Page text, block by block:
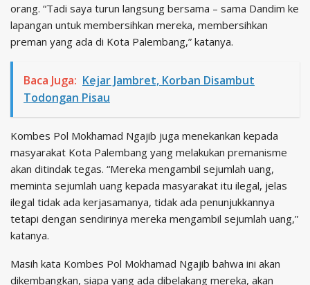
orang. “Tadi saya turun langsung bersama – sama Dandim ke
lapangan untuk membersihkan mereka, membersihkan
preman yang ada di Kota Palembang,” katanya.
Baca Juga: Kejar Jambret, Korban Disambut
Todongan Pisau
Kombes Pol Mokhamad Ngajib juga menekankan kepada
masyarakat Kota Palembang yang melakukan premanisme
akan ditindak tegas. “Mereka mengambil sejumlah uang,
meminta sejumlah uang kepada masyarakat itu ilegal, jelas
ilegal tidak ada kerjasamanya, tidak ada penunjukkannya
tetapi dengan sendirinya mereka mengambil sejumlah uang,”
katanya.
Masih kata Kombes Pol Mokhamad Ngajib bahwa ini akan
dikembangkan, siapa yang ada dibelakang mereka, akan